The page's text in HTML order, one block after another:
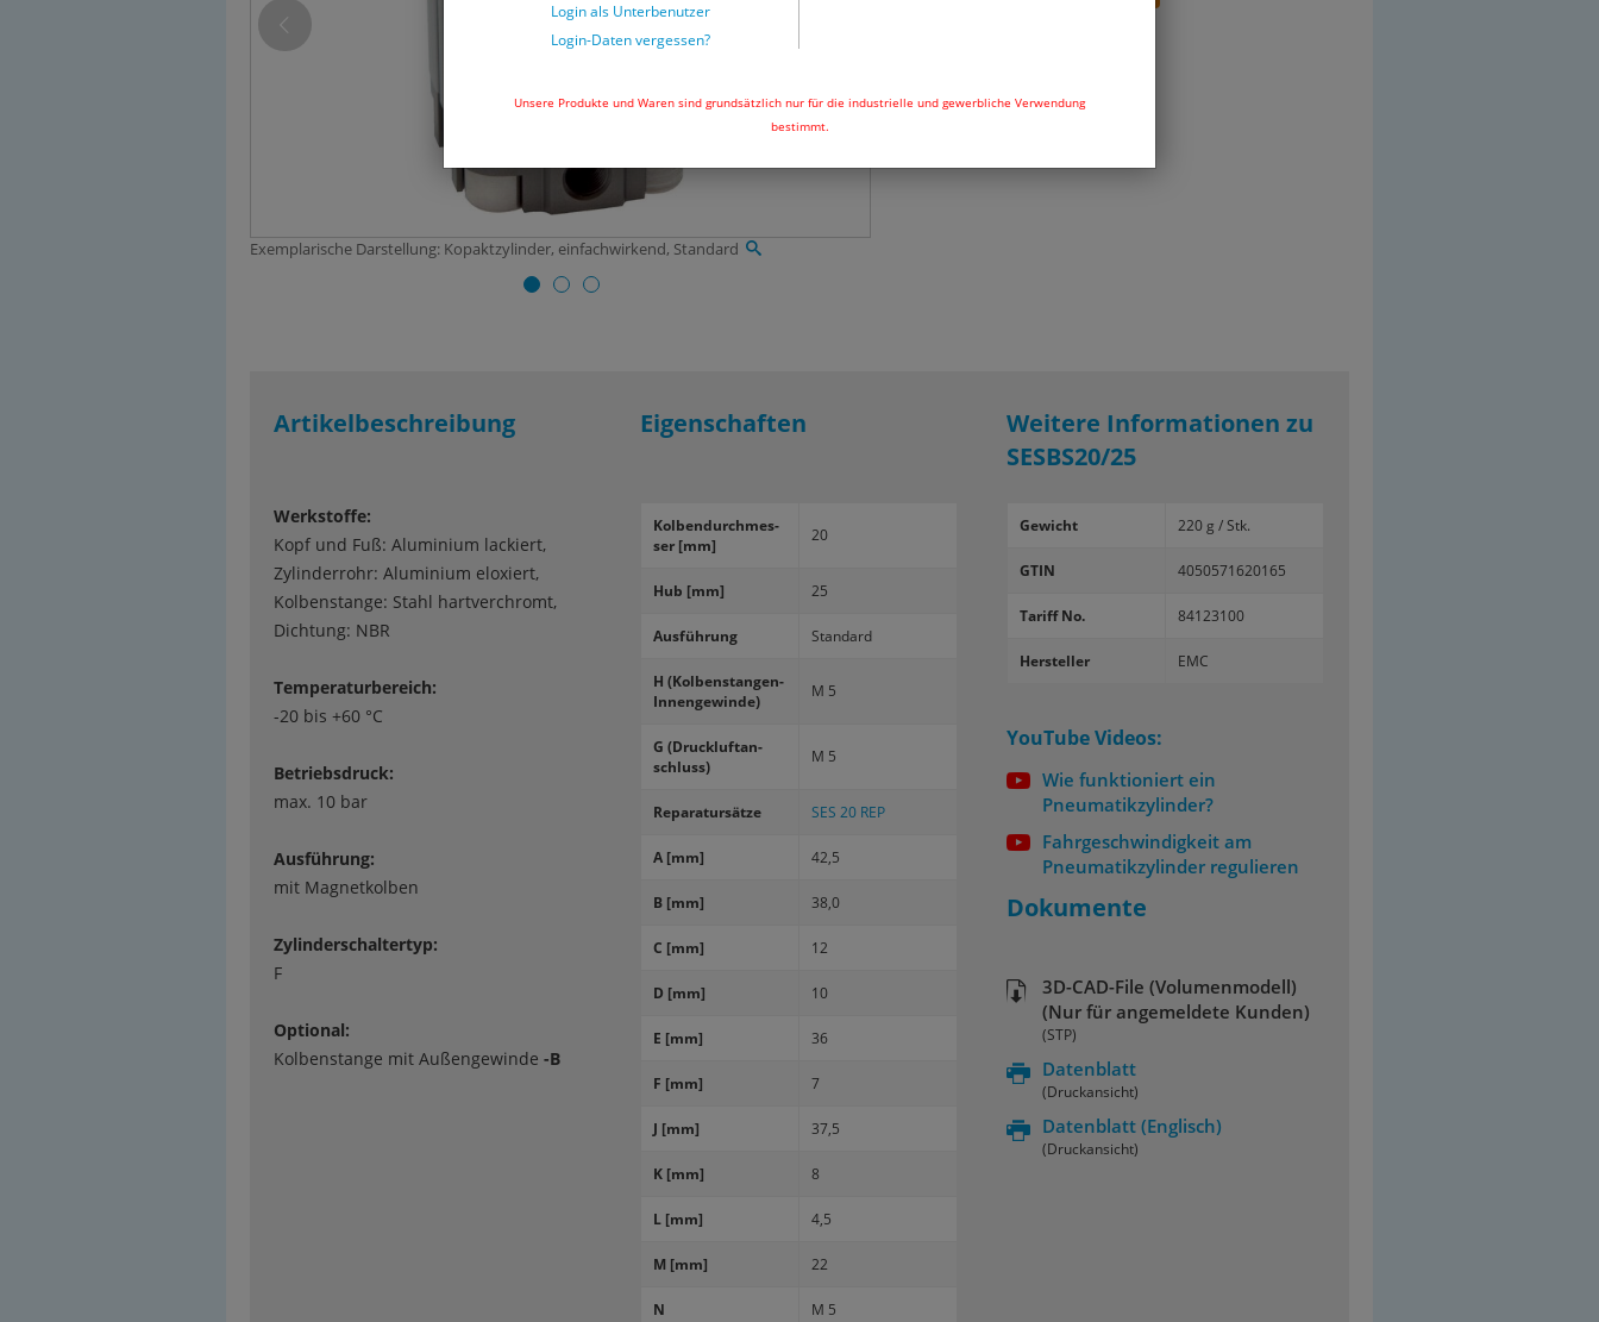
Login als Unterbenutzer
Login-Daten vergessen?
Unsere Produkte und Waren sind grundsätzlich nur für die industrielle und gewerbliche Verwendung
bestimmt.
Exemplarische Darstellung: Kopaktzylinder, einfachwirkend, Standard
Artikelbeschreibung
Werkstoffe:
Kopf und Fuß: Aluminium lackiert,
Zylinderrohr: Aluminium eloxiert,
Kolbenstange: Stahl hartverchromt,
Dichtung: NBR
Temperaturbereich:
-20 bis +60 °C
Betriebsdruck:
max. 10 bar
Ausführung:
mit Magnetkolben
Zylinderschaltertyp:
F
Optional:
Kolbenstange mit Außengewinde -B
Eigenschaften
Kol­ben­durch­mes­
ser [mm]
20
Hub [mm] 25
Aus­füh­rung Stan­dard
H (Kolbenstangen-​
Innengewinde)
M 5
G (Druck­luft­an­
schluss)
M 5
Re­pa­ra­tur­sät­ze SES 20 REP
A [mm] 42,5
B [mm] 38,0
C [mm] 12
D [mm] 10
E [mm] 36
F [mm] 7
J [mm] 37,5
K [mm] 8
L [mm] 4,5
M [mm] 22
N M 5
Weitere Informationen zu
SESBS20/25
Gewicht 220 g / Stk.
GTIN 4050571620165
Tariff No. 84123100
Hersteller EMC
YouTube Videos:
Wie funktioniert ein
Pneumatikzylinder?
Fahrgeschwindigkeit am
Pneumatikzylinder regulieren
Dokumente
3D-CAD-File (Volumenmodell)
(Nur für angemeldete Kunden)
(STP)
Datenblatt
(Druckansicht)
Datenblatt (Englisch)
(Druckansicht)